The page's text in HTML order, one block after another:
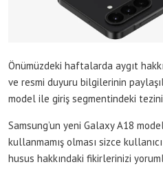
Önümüzdeki haftalarda aygıt
ve resmi duyuru bilgilerinin
model ile giriş segmentindeki
Samsung’un yeni Galaxy A18
kullanmamış olması sizce
husus hakkındaki fikirlerinizi